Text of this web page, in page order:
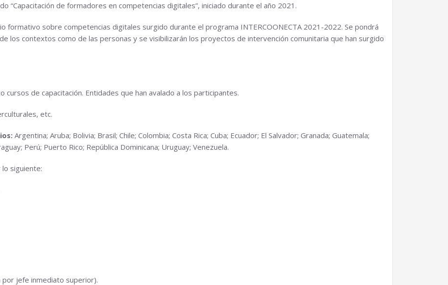
“Capacitación de formadores en competencias digitales”, iniciado durante el año 2021.
formativo sobre competencias digitales surgido durante el programa INTERCOONECTA 2021-2022. Se pondrá
los contextos como de las personas y se visibilizarán los proyectos de intervención comunitaria que han surgido
cursos de capacitación. Entidades que han avalado a los participantes.
etc.
Argentina; Aruba; Bolivia; Brasil; Chile; Colombia; Costa Rica; Cuba; Ecuador; El Salvador; Granada; Guatemala;
Perú; Puerto Rico; República Dominicana; Uruguay; Venezuela.
siguiente:
por jefe inmediato superior).